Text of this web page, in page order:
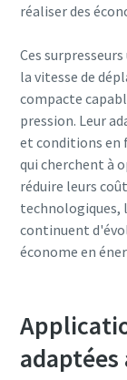
réaliser des
Ces
la vitesse de
compacte
pression. Leur
et conditions en
qui cherchent à
réduire leurs
technologiques,
continuent
économe en